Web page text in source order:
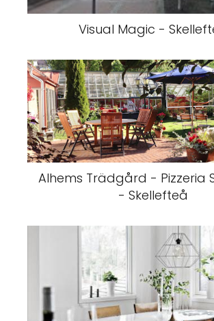
Visual Magic -
Alhems Trädgård - Pizzeria
- Skellefteå